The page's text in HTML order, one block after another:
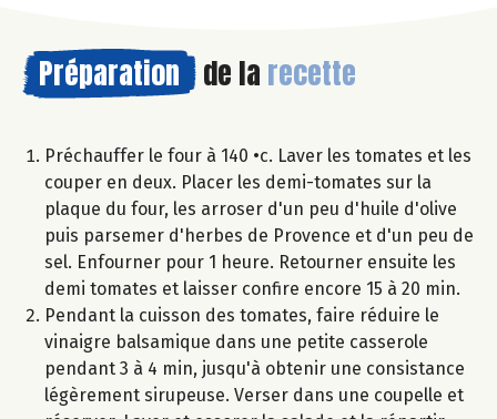
Préparation de la recette
Préchauffer le four à 140 •c. Laver les tomates et les
couper en deux. Placer les demi-tomates sur la
plaque du four, les arroser d'un peu d'huile d'olive
puis parsemer d'herbes de Provence et d'un peu de
sel. Enfourner pour 1 heure. Retourner ensuite les
demi tomates et laisser confire encore 15 à 20 min.
Pendant la cuisson des tomates, faire réduire le
vinaigre balsamique dans une petite casserole
pendant 3 à 4 min, jusqu'à obtenir une consistance
légèrement sirupeuse. Verser dans une coupelle et